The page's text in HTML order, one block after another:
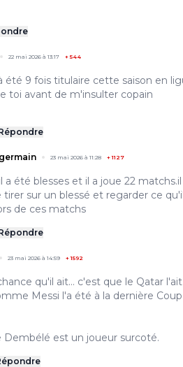
22 mai 2026 à 13:17 + 544
été 9 fois titulaire cette saison en
toi avant de m'insulter copain
23 mai 2026 à 11:28 +1127
a été blesses et il a joue 22
tirer sur un blessé et regarder ce
de ces matchs
23 mai 2026 à 14:59 +1592
qu'il ait... c'est que le Qatar l'ait
Messi l'a été à la dernière
Dembélé est un joueur surcoté.